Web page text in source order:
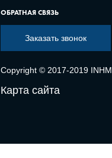
ОБРАТНАЯ СВЯЗЬ
Заказать звонок
Copyright © 2017-2019 INHM
Карта сайта